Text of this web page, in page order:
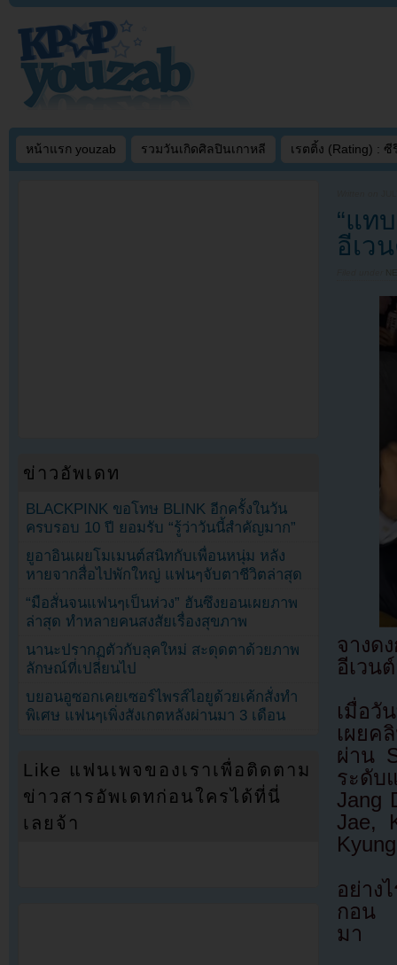
หน้าแรก youzab รวมวันเกิดศิลปินเกาหลี เรตติ้ง (Rating) : ซี
“แท
อีเว
จางด
อีเวน
เมื่อวั
เผยค
ผ่าน
ระดับ
Jang
Jae,
Kyung
อย่าง
กอน
มา
ข่าวอัพเดท
BLACKPINK ขอโทษ BLINK อีกครั้งในวัน
ครบรอบ 10 ปี ยอมรับ “รู้ว่าวันนี้สำคัญมาก”
ยูอาอินเผยโมเมนต์สนิทกับเพื่อนหนุ่ม หลัง
หายจากสื่อไปพักใหญ่ แฟนๆจับตาชีวิตล่าสุด
“มือสั่นจนแฟนๆเป็นห่วง” ฮันซึงยอนเผยภาพ
ล่าสุด ทำหลายคนสงสัยเรื่องสุขภาพ
นานะปรากฏตัวกับลุคใหม่ สะดุดตาด้วยภาพ
ลักษณ์ที่เปลี่ยนไป
บยอนอูซอกเคยเซอร์ไพรส์ไอยูด้วยเค้กสั่งทำ
พิเศษ แฟนๆเพิ่งสังเกตหลังผ่านมา 3 เดือน
Like แฟนเพจของเราเพื่อติดตาม
ข่าวสารอัพเดทก่อนใครได้ที่นี่
เลยจ้า